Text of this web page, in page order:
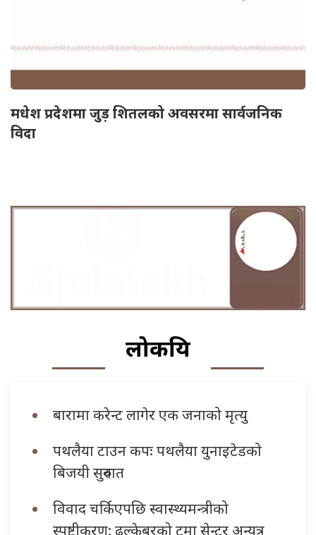
मधेश प्रदेशमा जुड़ शितलको अवसरमा सार्वजनिक
विदा
लोकप्रिय
बारामा करेन्ट लागेर एक जनाको मृत्यु
पथलैया टाउन कपः पथलैया युनाइटेडको
बिजयी सुरुवात
विवाद चर्किएपछि स्वास्थ्यमन्त्रीको
स्पष्टीकरण: ढल्केबरको ट्रमा सेन्टर अन्यत्र